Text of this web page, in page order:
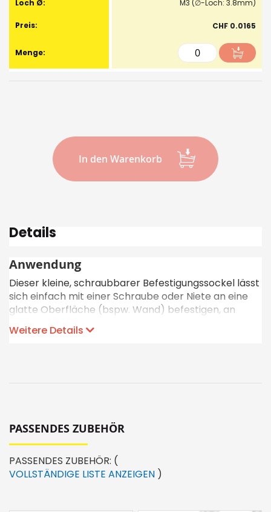
M3 (∅-Loch: 3.8mm)
CHF 0.0165
In den Warenkorb
Details
Anwendung
Dieser kleine, schraubbarer Befestigungssockel lässt
sich einfach mit einer Schraube oder Niete an eine
glatte Oberfläche (bspw. Wand) befestigen, an
Kabelbinder angebracht werden kann.
Weitere Details
PASSENDES ZUBEHÖR
PASSENDES ZUBEHÖR: (
VOLLSTÄNDIGE LISTE ANZEIGEN )